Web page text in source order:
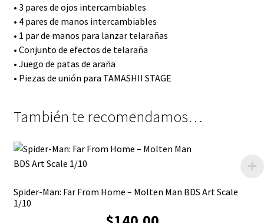
• 3 pares de ojos intercambiables
• 4 pares de manos intercambiables
• 1 par de manos para lanzar telarañas
• Conjunto de efectos de telaraña
• Juego de patas de araña
• Piezas de unión para TAMASHII STAGE
También te recomendamos…
Spider-Man: Far From Home – Molten Man BDS Art Scale
1/10